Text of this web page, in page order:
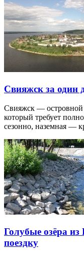
Свияжск за один
Свияжск — островной
который требует
сезонно, наземная —
Голубые озёра
поездку